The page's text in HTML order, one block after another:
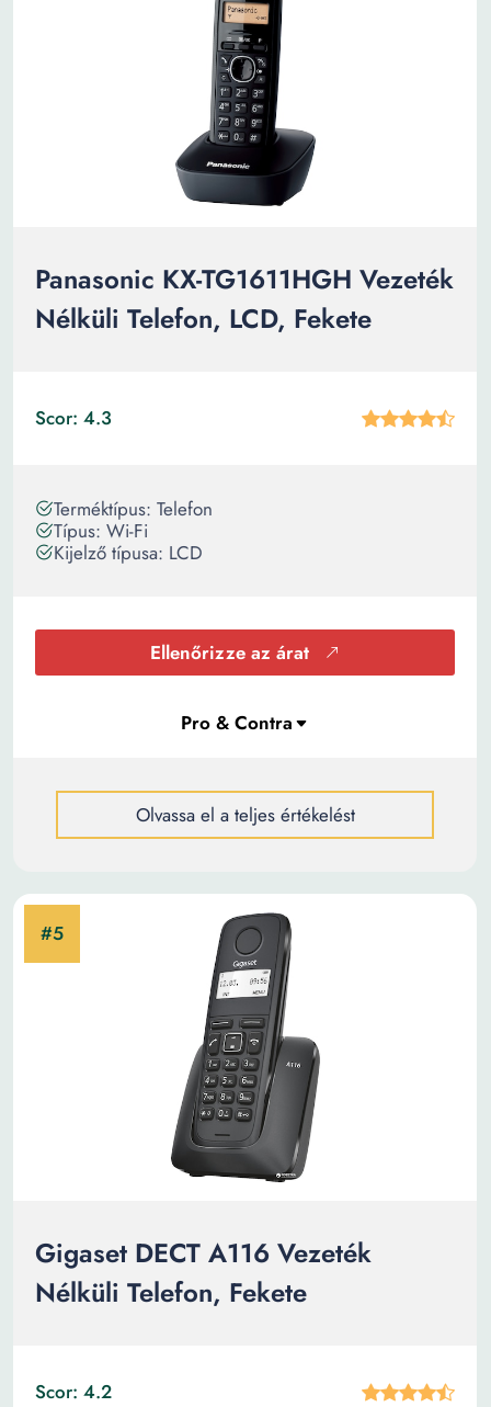
Panasonic KX-TG1611HGH Vezeték
Nélküli Telefon, LCD, Fekete
Scor: 4.3
Terméktípus: Telefon
Típus: Wi-Fi
Kijelző típusa: LCD
Ellenőrizze az árat
Olvassa el a teljes értékelést
Gigaset DECT A116 Vezeték
Nélküli Telefon, Fekete
Scor: 4.2